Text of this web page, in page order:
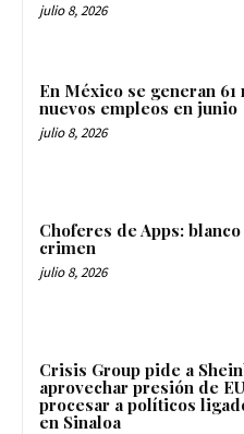
julio 8, 2026
En México se generan 61
nuevos empleos en junio
julio 8, 2026
Choferes de Apps:
crimen
julio 8, 2026
Crisis Group pide a
aprovechar presión de
procesar a políticos
en Sinaloa